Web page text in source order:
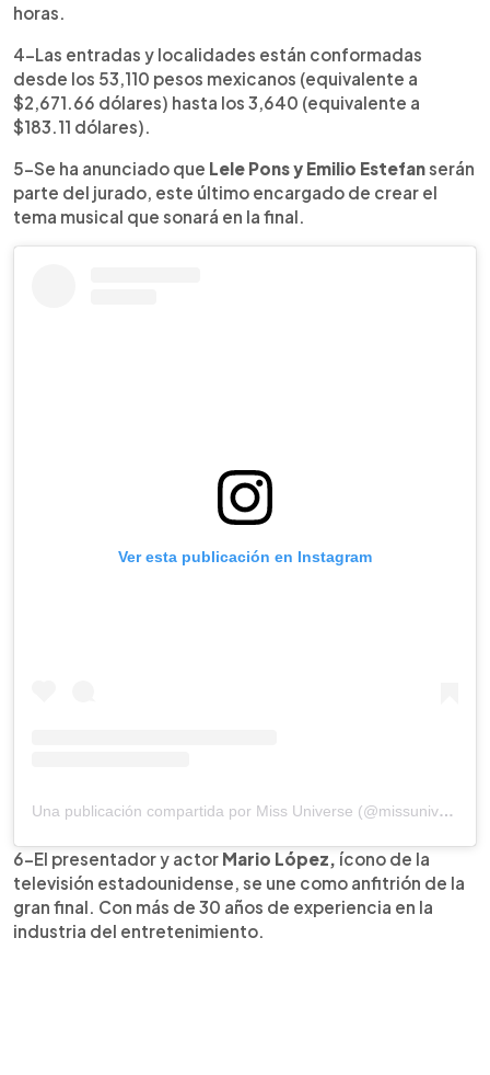
horas.
4-Las entradas y localidades están conformadas
desde los 53,110 pesos mexicanos (equivalente a
$2,671.66 dólares) hasta los 3,640 (equivalente a
$183.11 dólares).
5-Se ha anunciado que Lele Pons y Emilio Estefanserán
parte del jurado, este último encargado de crear el
tema musical que sonará en la final.
Ver esta publicación en Instagram
Una publicación compartida por Miss Universe (@missuniverse)
6-El presentador y actor Mario López, ícono de la
televisión estadounidense, se une como anfitrión de la
gran final. Con más de 30 años de experiencia en la
industria del entretenimiento.